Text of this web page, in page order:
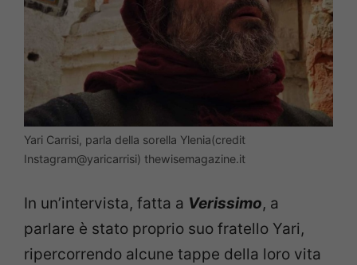
Yari Carrisi, parla della sorella Ylenia(credit
Instagram@yaricarrisi) thewisemagazine.it
In un’intervista, fatta a Verissimo, a
parlare è stato proprio suo fratello Yari,
ripercorrendo alcune tappe della loro vita